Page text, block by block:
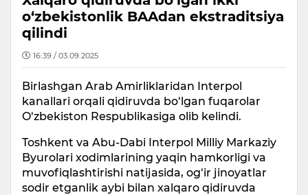
o‘zbekistonlik BAAdan ekstraditsiya
qilindi
16:39 / 03.09.2025
Birlashgan Arab Amirliklaridan Interpol
kanallari orqali qidiruvda bo‘lgan fuqarolar
O‘zbekiston Respublikasiga olib kelindi.
Toshkent va Abu-Dabi Interpol Milliy Markaziy
Byurolari xodimlarining yaqin hamkorligi va
muvofiqlashtirishi natijasida, og‘ir jinoyatlar
sodir etganlik aybi bilan xalqaro qidiruvda